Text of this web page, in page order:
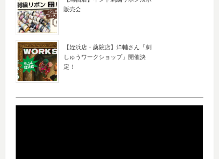
販売会
【姪浜店・薬院店】洋輔さん「刺
しゅうワークショップ」開催決
定！